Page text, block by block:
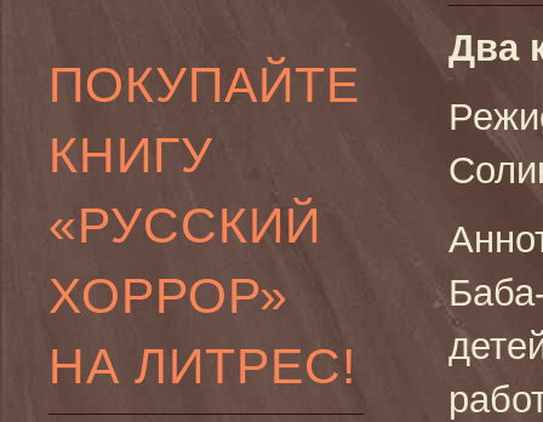
ПОКУПАЙТЕ
КНИГУ
«РУССКИЙ
ХОРРОР»
НА ЛИТРЕС!
Два